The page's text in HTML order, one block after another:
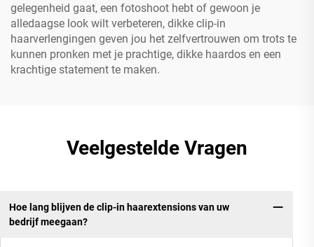
gelegenheid gaat, een fotoshoot hebt of gewoon je
alledaagse look wilt verbeteren, dikke clip-in
haarverlengingen geven jou het zelfvertrouwen om trots te
kunnen pronken met je prachtige, dikke haardos en een
krachtige statement te maken.
Veelgestelde Vragen
Hoe lang blijven de clip-in haarextensions van uw
bedrijf meegaan?